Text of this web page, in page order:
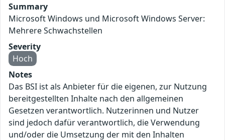
Summary
Microsoft Windows und Microsoft Windows Server:
Mehrere Schwachstellen
Severity
Hoch
Notes
Das BSI ist als Anbieter für die eigenen, zur Nutzung
bereitgestellten Inhalte nach den allgemeinen
Gesetzen verantwortlich. Nutzerinnen und Nutzer
sind jedoch dafür verantwortlich, die Verwendung
und/oder die Umsetzung der mit den Inhalten